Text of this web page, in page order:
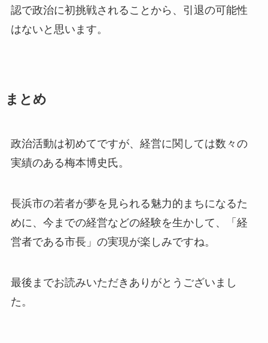
認で政治に初挑戦されることから、引退の可能性
はないと思います。
まとめ
政治活動は初めてですが、経営に関しては数々の
実績のある梅本博史氏。
長浜市の若者が夢を見られる魅力的まちになるた
めに、今までの経営などの経験を生かして、「経
営者である市長」の実現が楽しみですね。
最後までお読みいただきありがとうございまし
た。